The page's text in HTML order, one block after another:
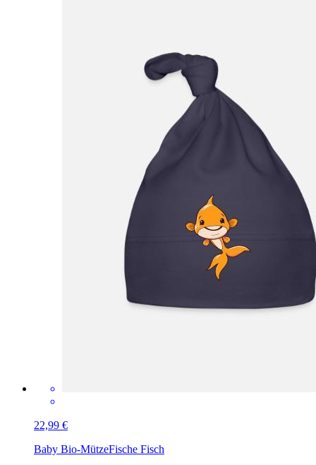
22,99 €
Baby Bio-MützeFische Fisch